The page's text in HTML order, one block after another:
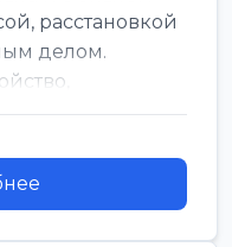
расстановкой
делом.